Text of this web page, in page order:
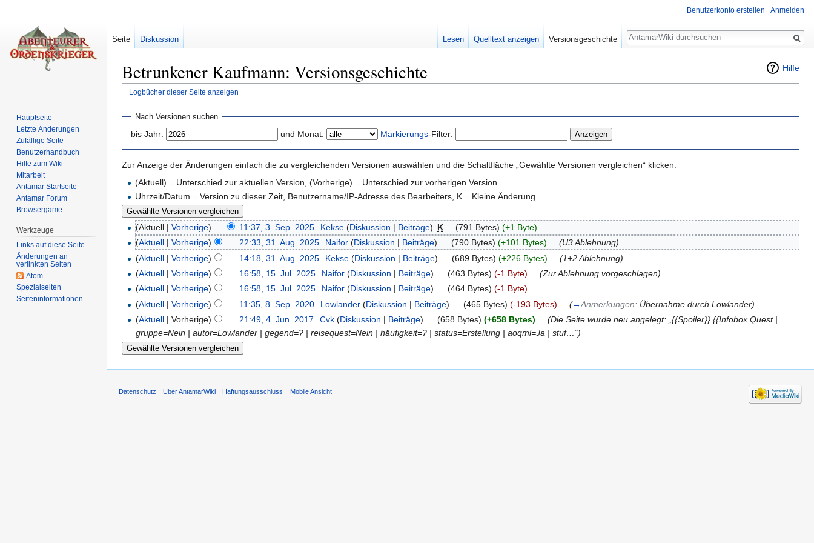
Hilfe
Betrunkener Kaufmann: Versionsgeschichte
Logbücher dieser Seite anzeigen
Nach Versionen suchen
bis Jahr: und Monat: Markierungs-Filter:
Zur Anzeige der Änderungen einfach die zu vergleichenden Versionen auswählen und die Schaltfläche „Gewählte Versionen vergleichen“ klicken.
(Aktuell) = Unterschied zur aktuellen Version, (Vorherige) = Unterschied zur vorherigen Version
Uhrzeit/Datum = Version zu dieser Zeit, Benutzername/IP-Adresse des Bearbeiters, K = Kleine Änderung
(Aktuell |Vorherige) 11:37, 3. Sep. 2025 Kekse (Diskussion | Beiträge) K (791 Bytes) (+1 Byte)
(Aktuell |Vorherige) 22:33, 31. Aug. 2025 Naifor (Diskussion | Beiträge) . . (790 Bytes) (+101 Bytes) . . (U3 Ablehnung)
(Aktuell |Vorherige) 14:18, 31. Aug. 2025 Kekse (Diskussion | Beiträge) (689 Bytes) (+226 Bytes)
(1+2 Ablehnung)
(Aktuell |Vorherige) 16:58, 15. Jul. 2025 Naifor (Diskussion | Beiträge) (463 Bytes) (-1 Byte)
(Zur Ablehnung vorgeschlagen)
(Aktuell |Vorherige) 16:58, 15. Jul. 2025 Naifor (Diskussion | Beiträge) . . (464 Bytes) (-1 Byte)
(Aktuell |Vorherige) 11:35, 8. Sep. 2020 Lowlander (Diskussion | Beiträge) (465 Bytes) (-193 Bytes) (→Anmerkungen: Übernahme durch Lowlander)
(Aktuell | Vorherige) 21:49, 4. Jun. 2017 Cvk (Diskussion | Beiträge) . . (658 Bytes) (+658 Bytes) . . (Die Seite wurde neu angelegt: „{{Spoiler}} {{Infobox Quest |
gruppe=Nein | autor=Lowlander | gegend=? | reisequest=Nein | häufigkeit=? | status=Erstellung | aoqml=Ja | stuf…“)
Benutzerkonto erstellen Anmelden
Seite Diskussion Lesen Quelltext anzeigen Versionsgeschichte
Suche
Hauptseite
Letzte Änderungen
Zufällige Seite
Benutzerhandbuch
Hilfe zum Wiki
Mitarbeit
Antamar Startseite
Antamar Forum
Browsergame
Werkzeuge
Links auf diese Seite
Änderungen an
verlinkten Seiten
Atom
Spezialseiten
Seiten­informationen
Datenschutz Über AntamarWiki Haftungsausschluss Mobile Ansicht